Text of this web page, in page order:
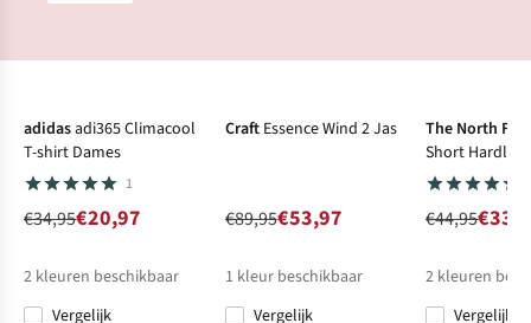
adidasadi365 Climacool
T-shirt Dames
1
€34,95€20,97
2 kleuren beschikbaar
Vergelijk
Craft Essence Wind 2 Jas
€89,95€53,97
1 kleur beschikbaar
Vergelijk
The North
Short
€44,95
2 kleuren
Vergelijk